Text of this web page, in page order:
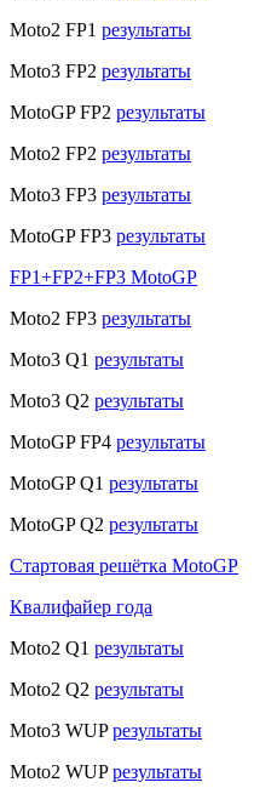
Moto2 FP1 результаты
Moto3 FP2 результаты
MotoGP FP2 результаты
Moto2 FP2 результаты
Moto3 FP3 результаты
MotoGP FP3 результаты
FP1+FP2+FP3 MotoGP
Moto2 FP3 результаты
Moto3 Q1 результаты
Moto3 Q2 результаты
MotoGP FP4 результаты
MotoGP Q1 результаты
MotoGP Q2 результаты
Стартовая решётка MotoGP
Квалифайер года
Moto2 Q1 результаты
Moto2 Q2 результаты
Moto3 WUPрезультаты
Moto2 WUPрезультаты